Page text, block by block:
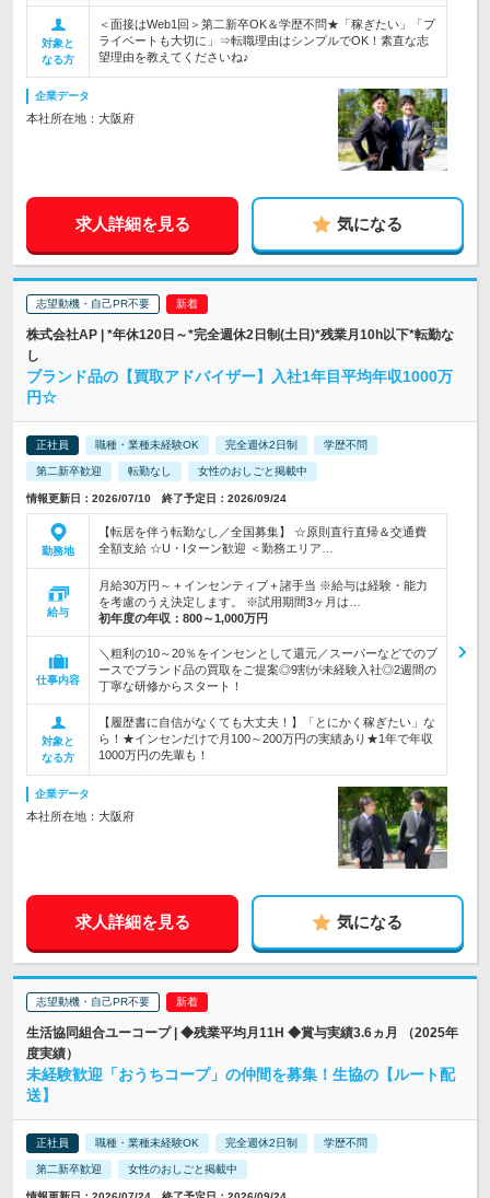
対象と
なる方
＜面接はWeb1回＞第二新卒OK＆学歴不問★「稼ぎたい」「プ
ライベートも大切に」⇒転職理由はシンプルでOK！素直な志
望理由を教えてくださいね♪
企業データ
本社所在地：大阪府
求人詳細を見る 気になる
志望動機・自己PR不要
株式会社AP | *年休120日～*完全週休2日制(土日)*残業月10h以下*転勤な
し
ブランド品の【買取アドバイザー】入社1年目平均年収1000万
円☆
正社員 職種・業種未経験OK 完全週休2日制 学歴不問
第二新卒歓迎 転勤なし 女性のおしごと掲載中
情報更新日：2026/07/10 終了予定日：2026/09/24
勤務地
【転居を伴う転勤なし／全国募集】 ☆原則直行直帰＆交通費
全額支給 ☆U・Iターン歓迎 ＜勤務エリア…
給与
月給30万円～＋インセンティブ＋諸手当 ※給与は経験・能力
を考慮のうえ決定します。 ※試用期間3ヶ月は…
初年度の年収： 800～1,000万円
仕事内容
＼粗利の10～20％をインセンとして還元／スーパーなどでのブ
ースでブランド品の買取をご提案◎9割が未経験入社◎2週間の
丁寧な研修からスタート！
対象と
なる方
【履歴書に自信がなくても大丈夫！】「とにかく稼ぎたい」な
ら！★インセンだけで月100～200万円の実績あり★1年で年収
1000万円の先輩も！
企業データ
本社所在地：大阪府
求人詳細を見る 気になる
志望動機・自己PR不要
生活協同組合ユーコープ | ◆残業平均月11H ◆賞与実績3.6ヵ月 （2025年
度実績）
未経験歓迎「おうちコープ」の仲間を募集！生協の【ルート配
送】
正社員 職種・業種未経験OK 完全週休2日制 学歴不問
第二新卒歓迎 女性のおしごと掲載中